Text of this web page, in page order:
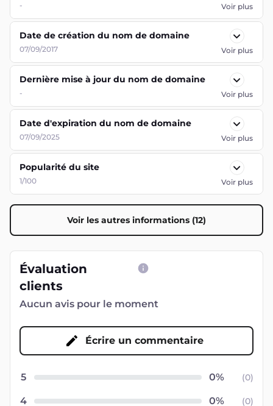
- Voir plus
Date de création du nom de domaine
07/09/2017 Voir plus
Dernière mise à jour du nom de domaine
- Voir plus
Date d'expiration du nom de domaine
07/09/2025 Voir plus
Popularité du site
1/100 Voir plus
Voir les autres informations (12)
Évaluation
clients
Aucun avis pour le moment
Écrire un commentaire
5 (0)
4 (0)